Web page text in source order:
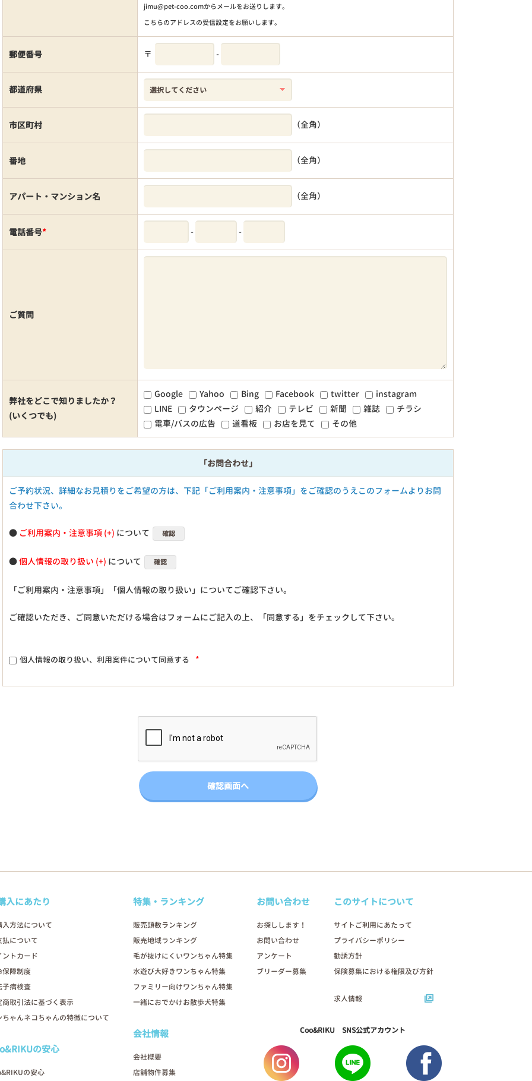
jimu@pet-coo.comからメールをお送りします。
こちらのアドレスの受信設定をお願いします。
郵便番号 〒 -
都道府県
市区町村 （全角）
番地 （全角）
アパート・マンション名 （全角）
電話番号* - -
ご質問
弊社をどこで知りましたか？
(いくつでも)
Google Yahoo Bing Facebook twitter
instagram
LINE
タウンページ 紹介 テレビ 新聞 雑誌
チラシ
電車/バスの広告
道看板 お店を見て その他
「お問合わせ」
ご予約状況、詳細なお見積りをご希望の方は、下記「ご利用案内・注意事項」をご確認のうえこのフォームよりお問
合わせ下さい。
● ご利用案内・注意事項 について 確認
●個人情報の取り扱い について 確認
「ご利用案内・注意事項」「個人情報の取り扱い」についてご確認下さい。
ご確認いただき、ご同意いただける場合はフォームにご記入の上、「同意する」をチェックして下さい。
個人情報の取り扱い、利用案件について同意する *
入にあたり
入方法について
払について
ントカード
保障制度
子病検査
商取引法に基づく表示
ちゃんネコちゃんの特徴について
の安心
の安心
特集・ランキング
販売頭数ランキング
販売地域ランキング
毛が抜けにくいワンちゃん特集
水遊び大好きワンちゃん特集
ファミリー向けワンちゃん特集
一緒におでかけお散歩犬特集
会社情報
会社概要
店舗物件募集
お問い合わせ
お探しします！
お問い合わせ
アンケート
ブリーダー募集
このサイトについて
サイトご利用にあたって
プライバシーポリシー
勧誘方針
保険募集における権限及び方針
求人情報
Coo&RIKU SNS公式アカウント